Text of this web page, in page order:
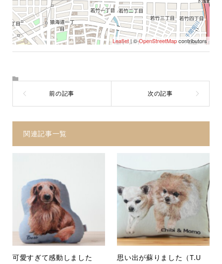
Leaflet| ©OpenStreetMapcontributors
関連記事一覧
可愛すぎて感動しました
思い出が蘇りました（T.U